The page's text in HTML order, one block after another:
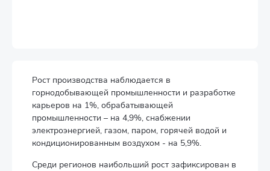
Рост производства наблюдается в
горнодобывающей промышленности и разработке
карьеров на 1%, обрабатывающей
промышленности – на 4,9%, снабжении
электроэнергией, газом, паром, горячей водой и
кондиционированным воздухом - на 5,9%.
Среди регионов наибольший рост зафиксирован в